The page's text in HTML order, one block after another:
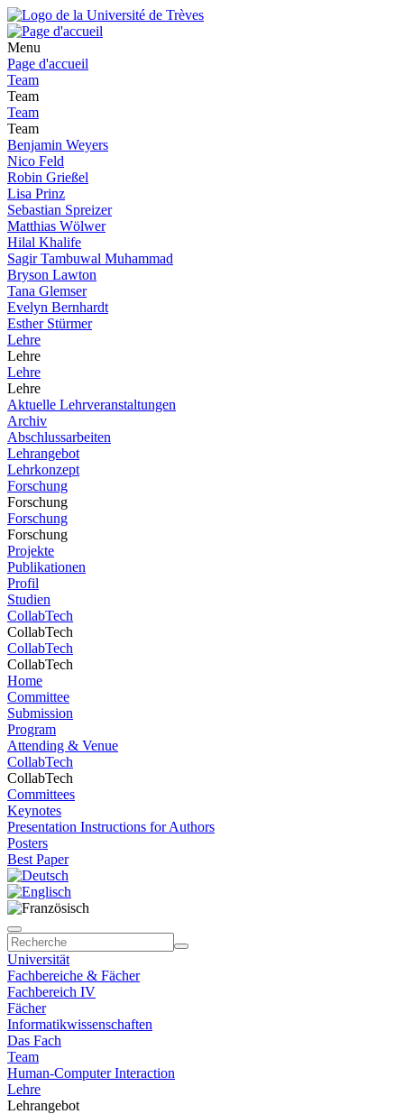
Menu
Page d'accueil
Team
Team
Team
Team
Benjamin Weyers
Nico Feld
Robin Grießel
Lisa Prinz
Sebastian Spreizer
Matthias Wölwer
Hilal Khalife
Sagir Tambuwal Muhammad
Bryson Lawton
Tana Glemser
Evelyn Bernhardt
Esther Stürmer
Lehre
Lehre
Lehre
Lehre
Aktuelle Lehrveranstaltungen
Archiv
Abschlussarbeiten
Lehrangebot
Lehrkonzept
Forschung
Forschung
Forschung
Forschung
Projekte
Publikationen
Profil
Studien
CollabTech
CollabTech
CollabTech
CollabTech
Home
Committee
Submission
Program
Attending & Venue
CollabTech
CollabTech
Committees
Keynotes
Presentation Instructions for Authors
Posters
Best Paper
Universität
Fachbereiche & Fächer
Fachbereich IV
Fächer
Informatikwissenschaften
Das Fach
Team
Human-Computer Interaction
Lehre
Lehrangebot